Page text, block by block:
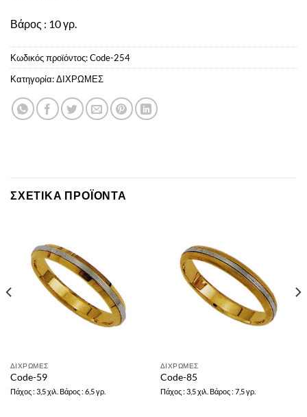
Βάρος : 10 γρ.
Κωδικός προϊόντος:Code-254
Κατηγορία:ΔΙΧΡΩΜΕΣ
ΣΧΕΤΙΚΆ ΠΡΟΪΌΝΤΑ
ΔΙΧΡΩΜΕΣ
Code-59
Πάχος : 3,5 χιλ. Βάρος : 6,5 γρ.
ΔΙΧΡΩΜΕΣ
Code-85
Πάχος : 3,5 χιλ. Βάρος : 7,5 γρ.